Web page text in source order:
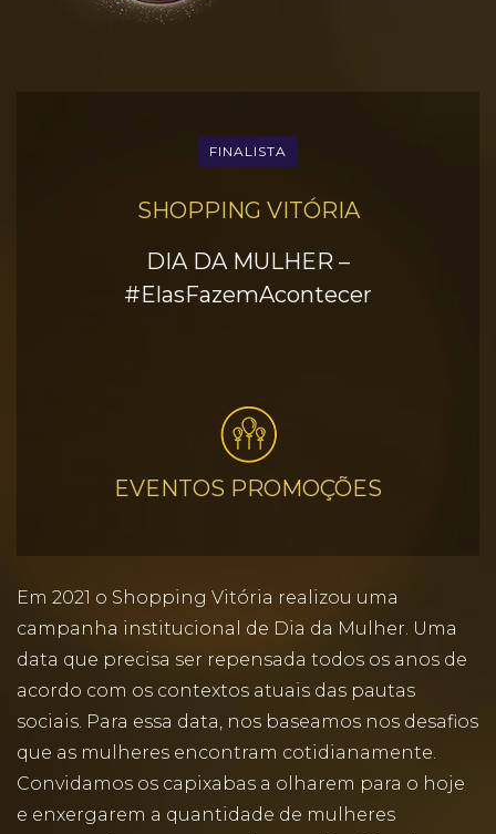
FINALISTA
SHOPPING VITÓRIA
DIA DA MULHER –
#ElasFazemAcontecer
EVENTOS PROMOÇÕES
Em 2021 o Shopping Vitória realizou uma
campanha institucional de Dia da Mulher. Uma
data que precisa ser repensada todos os anos de
acordo com os contextos atuais das pautas
sociais. Para essa data, nos baseamos nos desafios
que as mulheres encontram cotidianamente.
Convidamos os capixabas a olharem para o hoje
e enxergarem a quantidade de mulheres